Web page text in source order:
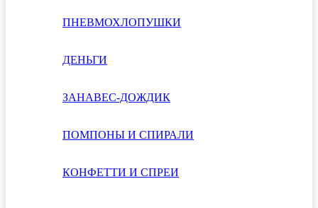
ПНЕВМОХЛОПУШКИ
ДЕНЬГИ
ЗАНАВЕС-ДОЖДИК
ПОМПОНЫ И СПИРАЛИ
КОНФЕТТИ И СПРЕИ